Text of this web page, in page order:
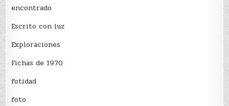
encontrado
Escrito con luz
Exploraciones
Fichas de 1970
fotidad
foto